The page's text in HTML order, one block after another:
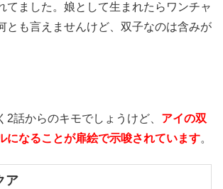
てました。娘として生まれたらワンチャ
とも言えませんけど、双子なのは含みが
2話からのキモでしょうけど、 アイの双
になることが扉絵で示唆されています。
ア